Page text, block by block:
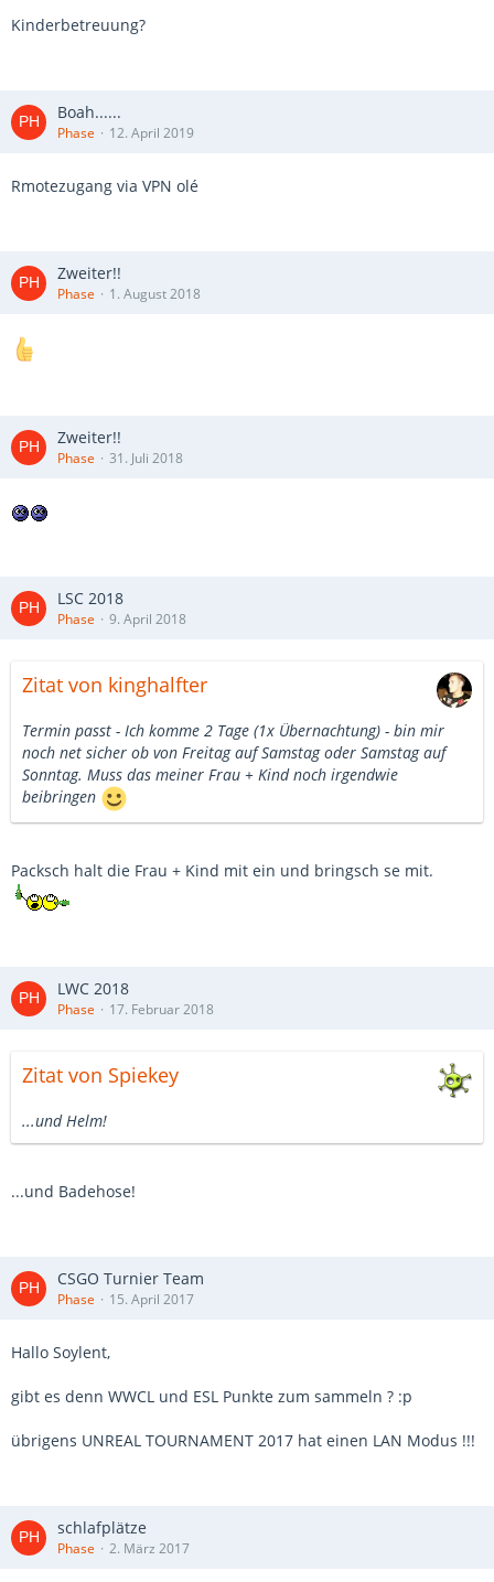
Kinderbetreuung?
Boah......
Phase 12. April 2019
Rmotezugang via VPN olé
Zweiter!!
Phase 1. August 2018
Zweiter!!
Phase 31. Juli 2018
LSC 2018
Phase 9. April 2018
Zitat von kinghalfter
Termin passt - Ich komme 2 Tage (1x Übernachtung) - bin mir
noch net sicher ob von Freitag auf Samstag oder Samstag auf
Sonntag. Muss das meiner Frau + Kind noch irgendwie
beibringen
Packsch halt die Frau + Kind mit ein und bringsch se mit.
LWC 2018
Phase 17. Februar 2018
Zitat von Spiekey
...und Helm!
...und Badehose!
CSGO Turnier Team
Phase 15. April 2017
Hallo Soylent,
gibt es denn WWCL und ESL Punkte zum sammeln ? :p
übrigens UNREAL TOURNAMENT 2017 hat einen LAN Modus !!!
schlafplätze
Phase 2. März 2017